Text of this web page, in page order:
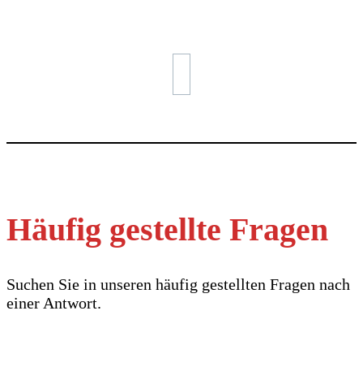
Häufig gestellte Fragen
Suchen Sie in unseren häufig gestellten Fragen nach
einer Antwort.